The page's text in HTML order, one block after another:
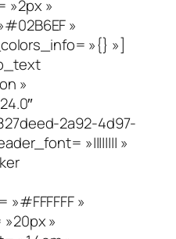
»2px »
»
»{} »]
»
2a92-4d97-
»|||||||| »
»
»